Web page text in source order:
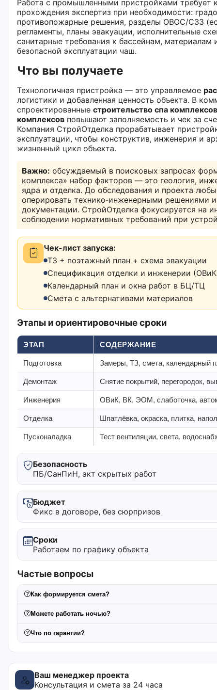
Работа с промышленными пристройками требует
прохождения экспертиз при необходимости:
противопожарные решения, разделы ОВОС/СЗЗ
регламенты, планы эвакуации, исполнительные
санитарные требования к бассейнам,
безопасной эксплуатации чаш.
Что вы получаете
Технологичная пристройка — это управляемое
логистики и добавленная ценность объекта. В
спроектированные строительство спа комплексов
комплексов повышают заполняемость и чек за
Компания СтройОтделка прорабатывает
эксплуатации, чтобы конструктив, инженерия и
жизненный цикл объекта.
Важно: обсуждаемый в поисковых запросах
комплекса» набор факторов — это геология,
ядра и отделка. До обследования и проекта
оперировать технико‑инженерными решениями
документации. СтройОтделка фокусируется на
соблюдении нормативных требований при
Чек-лист запуска:
ТЗ + поэтажный план + схема эвакуации
Спецификация отделки и инженерии
Календарный план и окна работ в БЦ/ТЦ
Смета с альтернативами материалов
Этапы и ориентировочные сроки
ЭТАП СОДЕРЖАНИЕ
Подготовка Замеры, ТЗ, смета, календарный
Демонтаж Снятие покрытий, перегородок,
Инженерия ОВиК, ВК, ЭОМ, слаботочка,
Отделка Шпатлёвка, окраска, плитка,
Пусконаладка Тест вентиляции, света,
Безопасность
ПБ/СанПиН, акт скрытых работ
Бюджет
Фикс в договоре, без сюрпризов
Сроки
Работаем по графику объекта
Частые вопросы
Как формируется смета?
Можете работать ночью?
Что по гарантии?
Ваш менеджер проекта
Консультация и смета за 24 часа